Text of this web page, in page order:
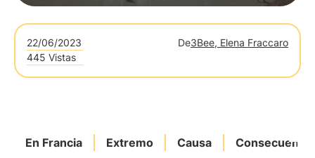
22/06/2023 De3Bee, Elena Fraccaro
445 Vistas
En Francia Extremo Causa